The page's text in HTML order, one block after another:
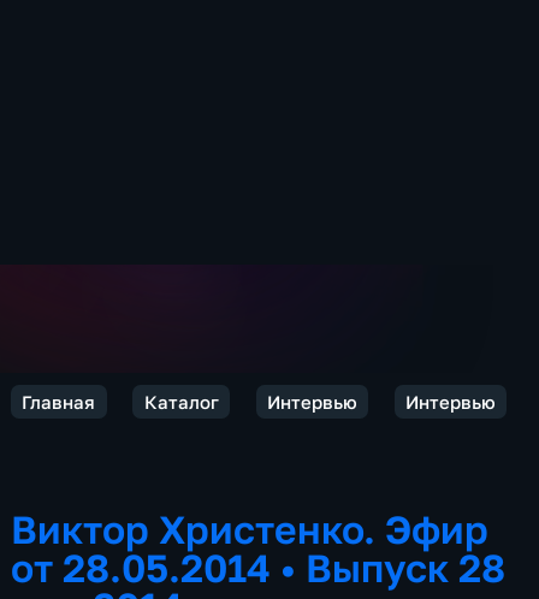
Главная Каталог Интервью Интервью
Виктор Христенко. Эфир
от 28.05.2014 • Выпуск 28